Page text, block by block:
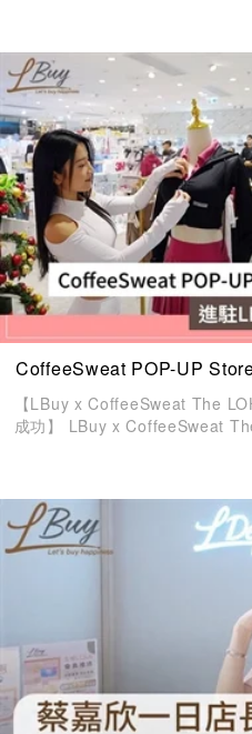
CoffeeSweat POP-UP
【LBuy x CoffeeSweat The
成功】 LBuy x CoffeeSweat